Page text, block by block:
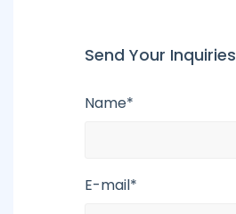
Send Your Inquiries
Name*
E-mail*